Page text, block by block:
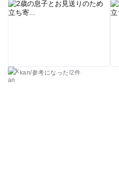
した。 展望デッキには、コイン
ありました。待ち時間も潰せます
kan/参考になった!2件